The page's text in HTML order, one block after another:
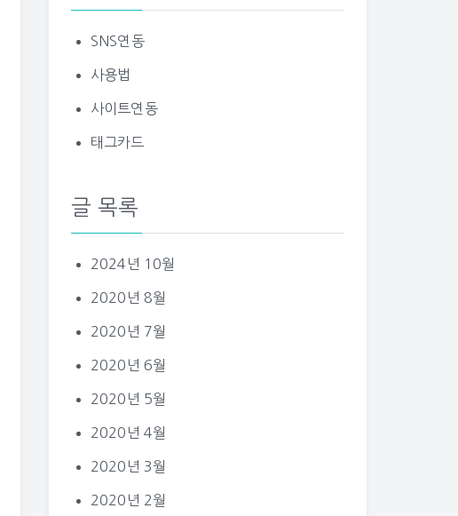
SNS연동
사용법
사이트연동
태그카드
글 목록
2024년 10월
2020년 8월
2020년 7월
2020년 6월
2020년 5월
2020년 4월
2020년 3월
2020년 2월